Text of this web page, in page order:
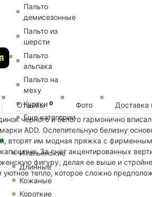
Пальто
демисезонные
Пальто из
шерсти
Пальто
альпака
Пальто на
меху
Куртки
Еще категории
Итальянские
Длинные
Кожаные
Короткие
Отзывы 0 Фото
Доставка
черного и белого гармонично
ADD. Ослепительную белизну
вторят им модная пряжка с фирменным
За счет акцентированных
женскую фигуру, делая ее выше и
уютное тепло, которое сложно